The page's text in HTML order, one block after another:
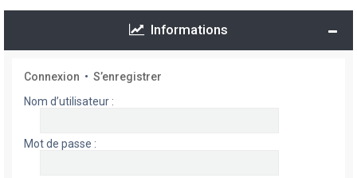
Informations
Connexion • S’enregistrer
Nom d’utilisateur :
Mot de passe :